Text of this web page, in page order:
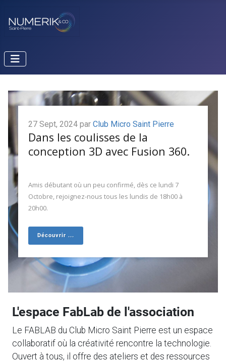
27 Sept, 2024 par Club Micro Saint Pierre
Dans les coulisses de la
conception 3D avec Fusion 360.
Amis débutant où un peu confirmé, dès ce lundi 7
Octobre, rejoignez-nous tous les lundis de 18h00 à
20h00.
Découvrir ...
L'espace FabLab de l'association
Le FABLAB du Club Micro Saint Pierre est un espace
collaboratif où la créativité rencontre la technologie.
Ouvert à tous, il offre des ateliers et des ressources